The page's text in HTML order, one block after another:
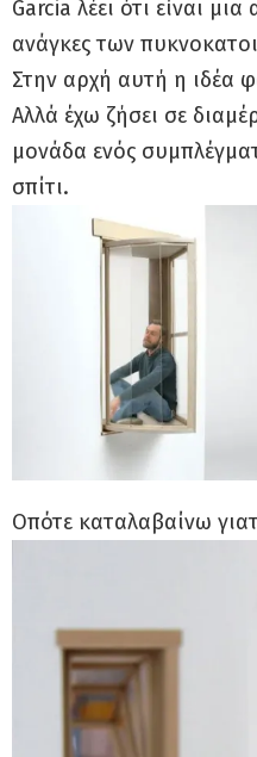
Garcia λέει ότι είναι
ανάγκες των
Στην αρχή αυτή η ιδέα
Aλλά έχω ζήσει σε
μονάδα ενός
σπίτι.
Οπότε καταλαβαίνω